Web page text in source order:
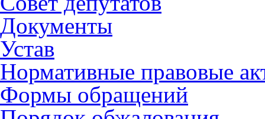
Документы
Устав
Нормативные правовые
Формы обращений